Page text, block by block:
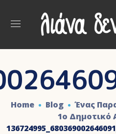
Home Blog
Ένας
1ο Δημοτικό